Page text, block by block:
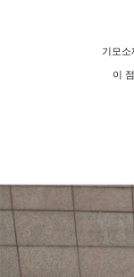
기모
이